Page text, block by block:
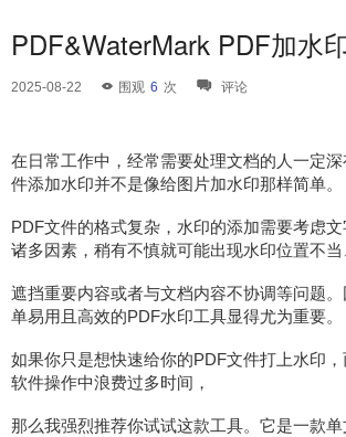
PDF&WaterMark PDF加水
2025-08-22 围观 6 次 评论
在日常工作中，经常需要处理文档的人一定
件添加水印并不是像给图片加水印那样简单。
PDF文件的格式复杂，水印的添加需要考虑
诸多因素，稍有不慎就可能出现水印位置不当
遮挡重要内容或者与文档内容不协调等问题
单易用且高效的PDF水印工具显得尤为重要。
如果你只是想快速给你的PDF文件打上水印
软件操作中浪费过多时间，
那么我强烈推荐你试试这款工具。它是一款